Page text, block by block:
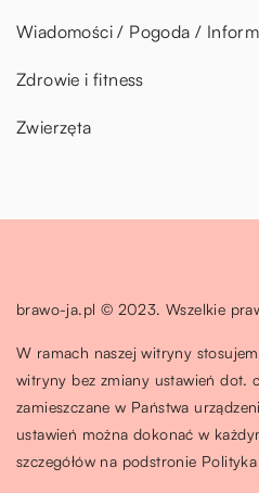
Wiadomości / Pogoda /
Zdrowie i fitness
Zwierzęta
brawo-ja.pl © 2023. Wszelkie
W ramach naszej witryny
witryny bez zmiany ustawień dot.
zamieszczane w Państwa
ustawień można dokonać w
szczegółów na podstronie